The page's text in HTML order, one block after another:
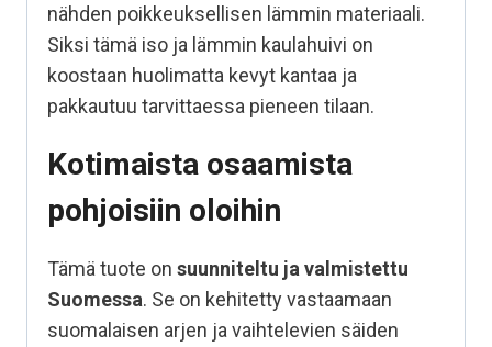
nähden poikkeuksellisen lämmin materiaali.
Siksi tämä iso ja lämmin kaulahuivi on
koostaan huolimatta kevyt kantaa ja
pakkautuu tarvittaessa pieneen tilaan.
Kotimaista osaamista
pohjoisiin oloihin
Tämä tuote on suunniteltu ja valmistettu
Suomessa. Se on kehitetty vastaamaan
suomalaisen arjen ja vaihtelevien säiden